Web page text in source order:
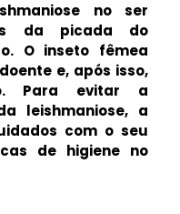
no ser
da picada do
O inseto fêmea
e, após isso,
Para evitar a
leishmaniose, a
com o seu
de higiene no